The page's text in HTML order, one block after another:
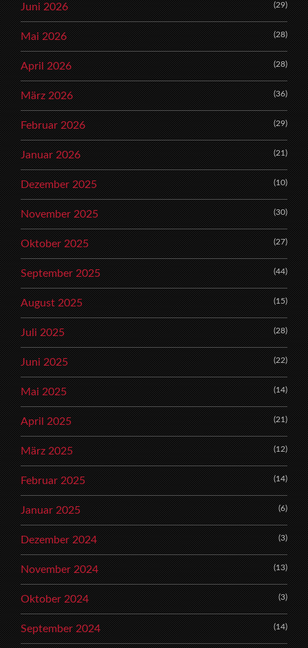
Juni 2026 (29)
Mai 2026 (28)
April 2026 (28)
März 2026 (36)
Februar 2026 (29)
Januar 2026 (21)
Dezember 2025 (10)
November 2025 (30)
Oktober 2025 (27)
September 2025 (44)
August 2025 (15)
Juli 2025 (28)
Juni 2025 (22)
Mai 2025 (14)
April 2025 (21)
März 2025 (12)
Februar 2025 (14)
Januar 2025 (6)
Dezember 2024 (3)
November 2024 (13)
Oktober 2024 (3)
September 2024 (14)